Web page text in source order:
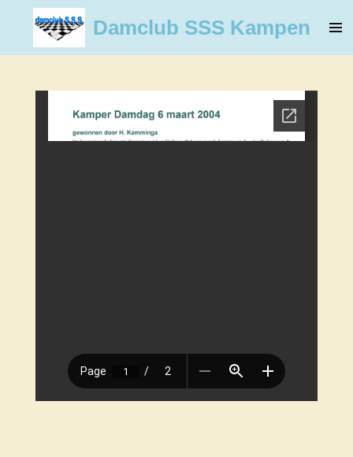
naar
hoofdinhoud
Damclub SSS Kampen